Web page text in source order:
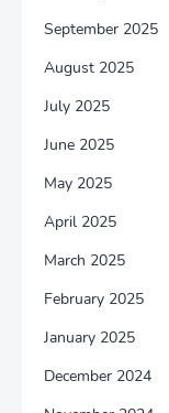
September 2025
August 2025
July 2025
June 2025
May 2025
April 2025
March 2025
February 2025
January 2025
December 2024